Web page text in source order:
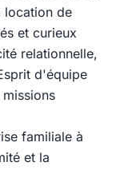
location de
et curieux
relationnelle,
d'équipe
familiale à
et la